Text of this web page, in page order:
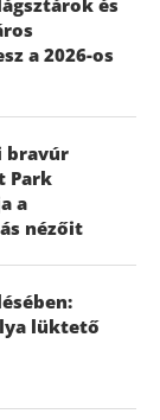
a 2026-os
bravúr
Park
a
nézőit
lüktető